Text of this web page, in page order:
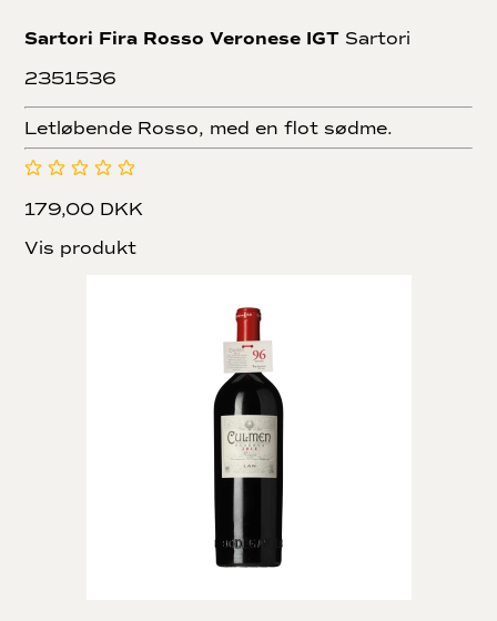
Sartori Fira Rosso Veronese IGT Sartori
2351536
Letløbende Rosso, med en flot sødme.
179,00 DKK
Vis produkt